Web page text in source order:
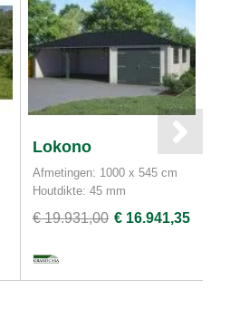
Lokono
Afmetingen: 1000 x 545 cm
Houtdikte: 45 mm
€ 19.931,00 € 16.941,35